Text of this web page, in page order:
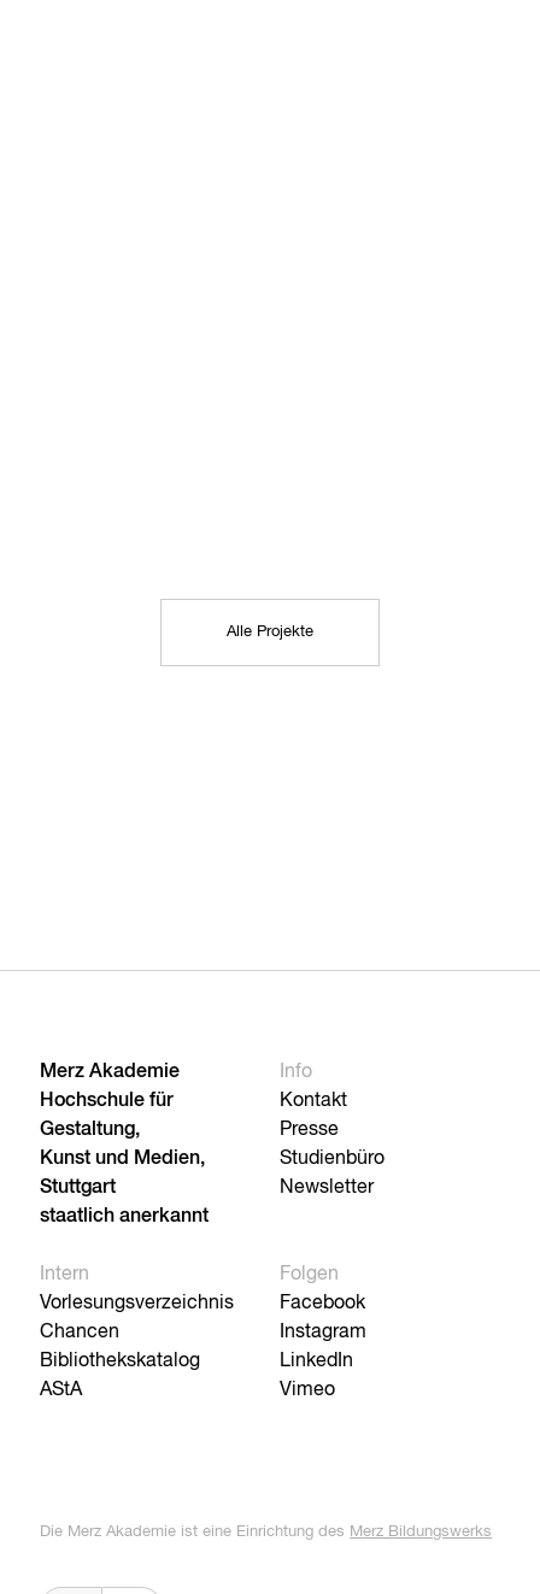
Alle Projekte
Merz Akademie
Hochschule für
Gestaltung,
Kunst und Medien,
Stuttgart
staatlich anerkannt
Info
Kontakt
Presse
Studienbüro
Newsletter
Intern
Vorlesungsverzeichnis
Chancen
Bibliothekskatalog
AStA
Folgen
Facebook
Instagram
LinkedIn
Vimeo
Die Merz Akademie ist eine Einrichtung des Merz Bildungswerks